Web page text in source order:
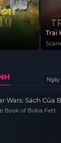
Trại
Ngày
Wars: Sách Của
Book of Boba Fett